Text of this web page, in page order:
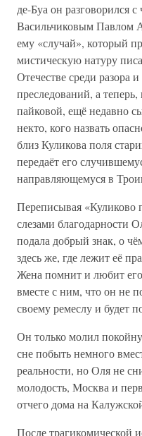
де-Буа он разговорился
Васильчиковым Павлом
ему «случай», который
мистическую натуру
Отечестве среди разора
преследований, а
пайковой, ещё недавно
некто, кого назвать
близ Куликова поля
передаёт его
направляющемуся в
Переписывая «Куликово
слезами благодарности
подала добрый знак, о
здесь же, где лежит её
Жена помнит и любит
вместе с ним, что он не
своему ремеслу и будет
Он только молил
сне побыть немного
реальности, но Оля не
молодость, Москва и
отчего дома на
После трагикомической